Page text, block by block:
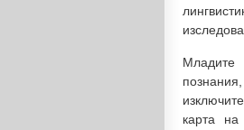
Младите
карта на